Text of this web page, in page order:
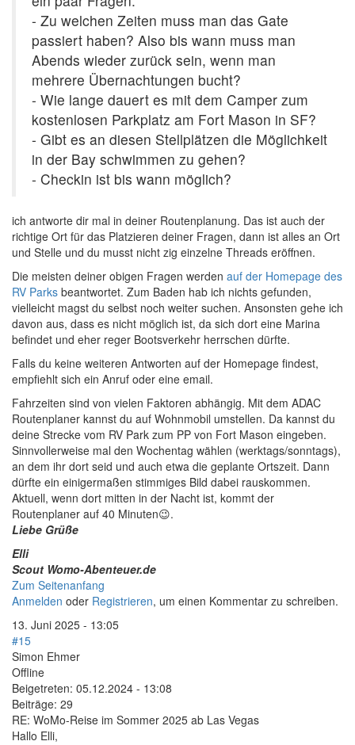
- Zu welchen Zeiten muss man das Gate
passiert haben? Also bis wann muss man
Abends wieder zurück sein, wenn man
mehrere Übernachtungen bucht?
- Wie lange dauert es mit dem Camper zum
kostenlosen Parkplatz am Fort Mason in SF?
- Gibt es an diesen Stellplätzen die Möglichkeit
in der Bay schwimmen zu gehen?
- Checkin ist bis wann möglich?
ich antworte dir mal in deiner Routenplanung. Das ist auch der
richtige Ort für das Platzieren deiner Fragen, dann ist alles an Ort
und Stelle und du musst nicht zig einzelne Threads eröffnen.
Die meisten deiner obigen Fragen werden auf der Homepage des
RV Parks beantwortet. Zum Baden hab ich nichts gefunden,
vielleicht magst du selbst noch weiter suchen. Ansonsten gehe ich
davon aus, dass es nicht möglich ist, da sich dort eine Marina
befindet und eher reger Bootsverkehr herrschen dürfte.
Falls du keine weiteren Antworten auf der Homepage findest,
empfiehlt sich ein Anruf oder eine email.
Fahrzeiten sind von vielen Faktoren abhängig. Mit dem ADAC
Routenplaner kannst du auf Wohnmobil umstellen. Da kannst du
deine Strecke vom RV Park zum PP von Fort Mason eingeben.
Sinnvollerweise mal den Wochentag wählen (werktags/sonntags),
an dem ihr dort seid und auch etwa die geplante Ortszeit. Dann
dürfte ein einigermaßen stimmiges Bild dabei rauskommen.
Aktuell, wenn dort mitten in der Nacht ist, kommt der
Routenplaner auf 40 Minuten😉.
Liebe Grüße
Elli
Scout Womo-Abenteuer.de
Zum Seitenanfang
Anmelden oder Registrieren, um einen Kommentar zu schreiben.
13. Juni 2025 - 13:05
#15
Simon Ehmer
Offline
Beigetreten: 05.12.2024 - 13:08
Beiträge: 29
RE: WoMo-Reise im Sommer 2025 ab Las Vegas
Hallo Elli,